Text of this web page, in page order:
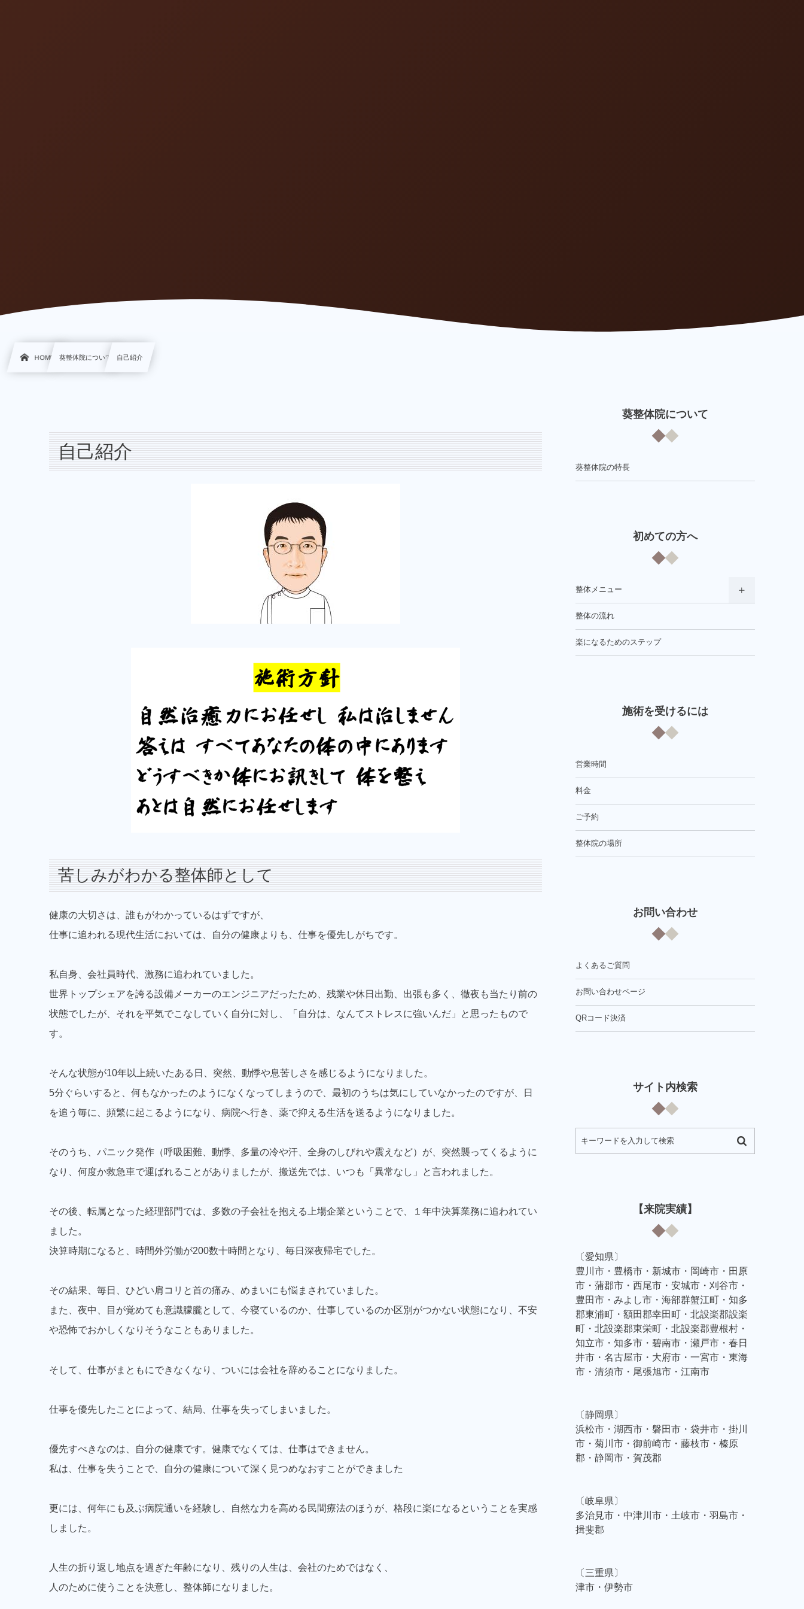
HOME 葵整体院について 自己紹介
自己紹介
苦しみがわかる整体師として
健康の大切さは、誰もがわかっているはずですが、
仕事に追われる現代生活においては、自分の健康よりも、仕事を優先しがちです。
私自身、会社員時代、激務に追われていました。
世界トップシェアを誇る設備メーカーのエンジニアだったため、残業や休日出勤、出張も多く、徹夜も当たり前の
状態でしたが、それを平気でこなしていく自分に対し、「自分は、なんてストレスに強いんだ」と思ったもので
す。
そんな状態が10年以上続いたある日、突然、動悸や息苦しさを感じるようになりました。
5分ぐらいすると、何もなかったのようになくなってしまうので、最初のうちは気にしていなかったのですが、日
を追う毎に、頻繁に起こるようになり、病院へ行き、薬で抑える生活を送るようになりました。
そのうち、パニック発作（呼吸困難、動悸、多量の冷や汗、全身のしびれや震えなど）が、突然襲ってくるように
なり、何度か救急車で運ばれることがありましたが、搬送先では、いつも「異常なし」と言われました。
その後、転属となった経理部門では、多数の子会社を抱える上場企業ということで、１年中決算業務に追われてい
ました。
決算時期になると、時間外労働が200数十時間となり、毎日深夜帰宅でした。
その結果、毎日、ひどい肩コリと首の痛み、めまいにも悩まされていました。
また、夜中、目が覚めても意識朦朧として、今寝ているのか、仕事しているのか区別がつかない状態になり、不安
や恐怖でおかしくなりそうなこともありました。
そして、仕事がまともにできなくなり、ついには会社を辞めることになりました。
仕事を優先したことによって、結局、仕事を失ってしまいました。
優先すべきなのは、自分の健康です。健康でなくては、仕事はできません。
私は、仕事を失うことで、自分の健康について深く見つめなおすことができました
更には、何年にも及ぶ病院通いを経験し、自然な力を高める民間療法のほうが、格段に楽になるということを実感
しました。
人生の折り返し地点を過ぎた年齢になり、残りの人生は、会社のためではなく、
人のために使うことを決意し、整体師になりました。
葵整体院について
葵整体院の特長
初めての方へ
整体メニュー
整体の流れ
楽になるためのステップ
施術を受けるには
営業時間
料金
ご予約
整体院の場所
お問い合わせ
よくあるご質問
お問い合わせページ
QRコード決済
サイト内検索
【来院実績】
〔愛知県〕
豊川市・豊橋市・新城市・岡崎市・田原
市・蒲郡市・西尾市・安城市・刈谷市・
豊田市・みよし市・海部群蟹江町・知多
郡東浦町・額田郡幸田町・北設楽郡設楽
町・北設楽郡東栄町・北設楽郡豊根村・
知立市・知多市・碧南市・瀬戸市・春日
井市・名古屋市・大府市・一宮市・東海
市・清須市・尾張旭市・江南市
〔静岡県〕
浜松市・湖西市・磐田市・袋井市・掛川
市・菊川市・御前崎市・藤枝市・榛原
郡・静岡市・賀茂郡
〔岐阜県〕
多治見市・中津川市・土岐市・羽島市・
揖斐郡
〔三重県〕
津市・伊勢市